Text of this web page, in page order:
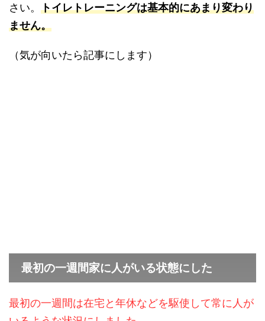
さい。 トイレトレーニングは基本的にあまり変わり
ません。
（気が向いたら記事にします）
最初の一週間家に人がいる状態にした
最初の一週間は在宅と年休などを駆使して常に人が